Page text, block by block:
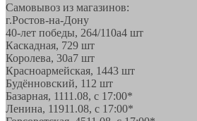
Самовывоз из магазинов:
г.Ростов-на-Дону
40-лет победы, 264/110а4 шт
Каскадная, 729 шт
Королева, 30а7 шт
Красноармейская, 1443 шт
Будённовский, 11 2 шт
Базарная, 1111.08, с 17:00*
Ленина, 11911.08, с 17:00*